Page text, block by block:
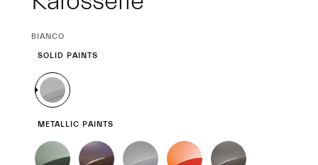
CURRENT
BIANCO
SOLID PAINTS
METALLIC PAINTS